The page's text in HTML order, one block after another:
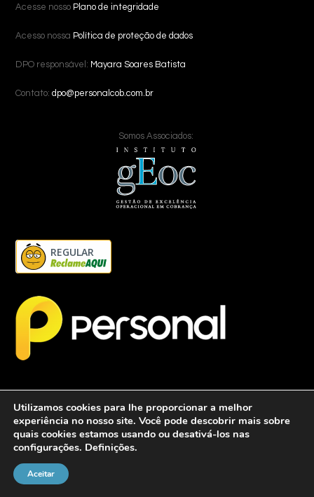
Acesse nosso Plano de integridade
Acesso nossa Política de proteção de dados
DPO responsável: Mayara Soares Batista
Contato:dpo@personalcob.com.br
Somos Associados:
REGULAR
2026 - Personalcob - CNPJ: 12.837.042/0001-60- Todos direitos
Utilizamos cookies para lhe proporcionar a melhor
experiência no nosso site. Você pode descobrir mais sobre
quais cookies estamos usando ou desativá-los nas
configurações. Definições.
Aceitar